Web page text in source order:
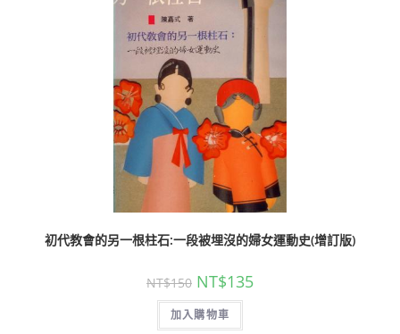
初代教會的另一根柱石:一段被埋沒的婦女運動史(增訂版)
NT$150 NT$135
加入購物車